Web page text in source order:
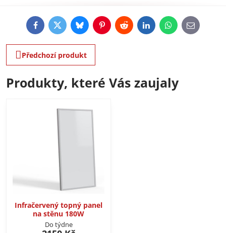
FacebookTwitterBlueskyPinterestRedditLinkedInWhatsApp
E-
mail
Předchozí produkt
Produkty, které Vás zaujaly
Infračervený topný panel
na stěnu 180W
Do týdne